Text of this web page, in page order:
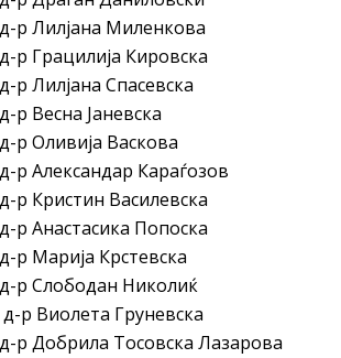
р Лилјана Миленкова
р Грацилија Кировска
р Лилјана Спасевска
р Весна Јаневска
р Оливија Васкова
р Александар Караѓозов
р Кристин Василевска
р Анастасика Попоска
р Марија Крстевска
р Слободан Николиќ
р Виолета Груневска
р Добрила Тосовска Лазарова